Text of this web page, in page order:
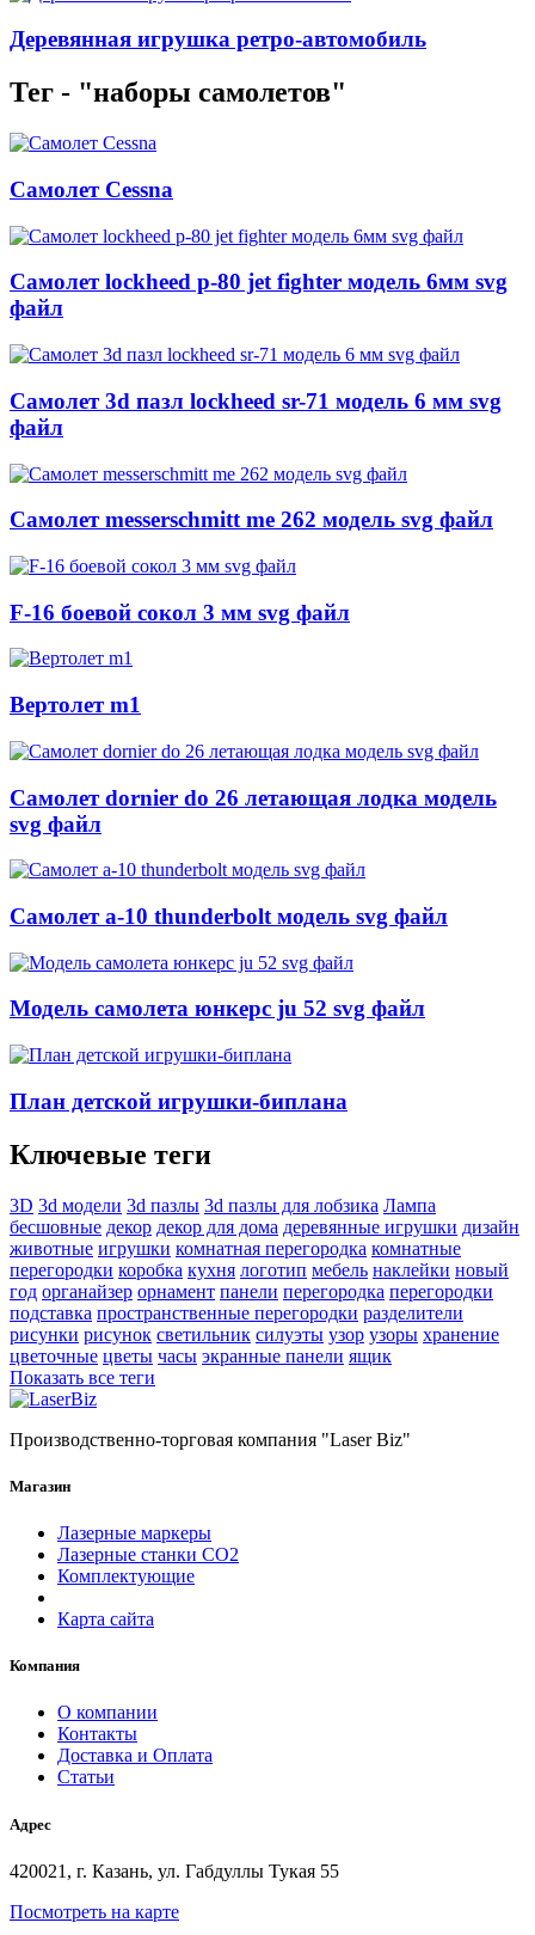
Деревянная игрушка ретро-автомобиль
Тег - "наборы самолетов"
Самолет Cessna
Самолет lockheed p-80 jet fighter модель 6мм svg
файл
Самолет 3d пазл lockheed sr-71 модель 6 мм svg
файл
Самолет messerschmitt me 262 модель svg файл
F-16 боевой сокол 3 мм svg файл
Вертолет m1
Самолет dornier do 26 летающая лодка модель
svg файл
Самолет a-10 thunderbolt модель svg файл
Модель самолета юнкерс ju 52 svg файл
План детской игрушки-биплана
Ключевые теги
3D 3d модели 3d пазлы 3d пазлы для лобзика Лампа
бесшовные декор декор для дома деревянные игрушки дизайн
животные игрушки комнатная перегородка комнатные
перегородки коробка кухня логотип мебель наклейки новый
год органайзер орнамент панели перегородка перегородки
подставка пространственные перегородки разделители
рисунки рисунок светильник силуэты узор узоры хранение
цветочные цветы часы экранные панели ящик
Показать все теги
Производственно-торговая компания "Laser Biz"
Магазин
Лазерные маркеры
Лазерные станки СО2
Комплектующие
Карта сайта
Компания
О компании
Контакты
Доставка и Оплата
Статьи
Адрес
420021, г. Казань, ул. Габдуллы Тукая 55
Посмотреть на карте